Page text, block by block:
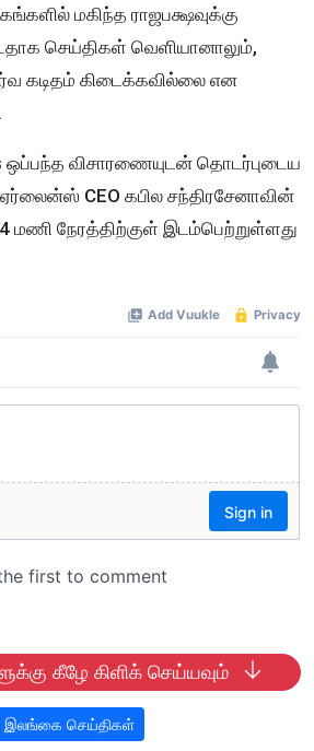
மகிந்த ராஜபக்ஷவுக்கு
செய்திகள் வெளியானாலும்,
கடிதம் கிடைக்கவில்லை என
விசாரணையுடன் தொடர்புடைய
CEO கபில சந்திரசேனாவின்
மணி நேரத்திற்குள் இடம்பெற்றுள்ளது
கீழே கிளிக் செய்யவும்
இலங்கை செய்திகள்